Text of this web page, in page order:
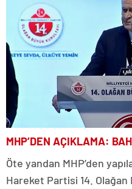
MHP’DEN AÇIKLAMA:
Öte yandan MHP’den
Hareket Partisi 14.